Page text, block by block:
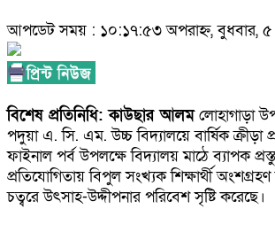
আপডেট সময় : ১০:১৭:৫৩ অপরাহ্ন, বুধবার, ৫
বিশেষ প্রতিনিধি: কাউছার আলমলোহাগাড়া
পদুয়া এ. সি. এম. উচ্চ বিদ্যালয়ে বার্ষিক ক্রীড়া
ফাইনাল পর্ব উপলক্ষে বিদ্যালয় মাঠে ব্যাপক
প্রতিযোগিতায় বিপুল সংখ্যক শিক্ষার্থী
চত্বরে উৎসাহ-উদ্দীপনার পরিবেশ সৃষ্টি করেছে।